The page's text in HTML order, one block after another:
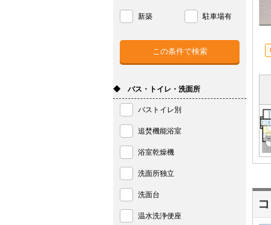
新築 駐車場有
◆ バス・トイレ・洗面所
バストイレ別
追焚機能浴室
浴室乾燥機
洗面所独立
洗面台
温水洗浄便座